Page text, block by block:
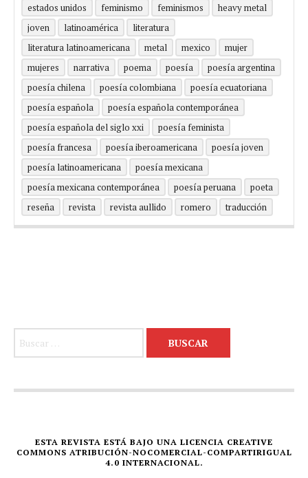
estados unidos
feminismo feminismos
heavy metal
joven
latinoamérica
literatura
literatura latinoamericana
metal mexico
mujer
mujeres
narrativa poema poesía
poesía argentina
poesía chilena
poesía colombiana
poesía ecuatoriana
poesía española
poesía española contemporánea
poesía española del siglo xxi
poesía feminista
poesía francesa
poesía iberoamericana
poesía joven
poesía latinoamericana
poesía mexicana
poesía mexicana contemporánea
poesía peruana
poeta
reseña
revista revista aullido romero traducción
ESTA REVISTA ESTÁ BAJO UNA LICENCIA CREATIVE
COMMONS ATRIBUCIÓN-NOCOMERCIAL-COMPARTIRIGUAL
4.0 INTERNACIONAL.